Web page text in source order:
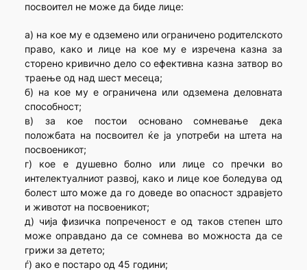
посвоител не може да биде лице:
а) на кое му е одземено или ограничено родителското
право, како и лице на кое му е изречена казна за
сторено кривично дело со ефективна казна затвор во
траење од над шест месеца;
б) на кое му е ограничена или одземена деловната
способност;
в) за кое постои основано сомневање дека
положбата на посвоител ќе ја употреби на штета на
посвоеникот;
г) кое е душевно болно или лице со пречки во
интелектуалниот развој, како и лице кое боледува од
болест што може да го доведе во опасност здравјето
и животот на посвоеникот;
д) чија физичка попреченост е од таков степен што
може оправдано да се сомнева во можноста да се
грижи за детето;
ѓ) ако е постаро од 45 години;